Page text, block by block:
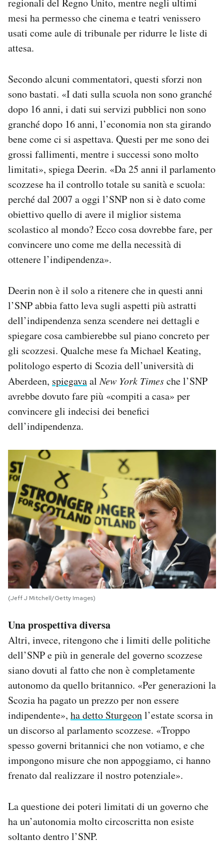
regionali del Regno Unito, mentre negli ultimi
mesi ha permesso che cinema e teatri venissero
usati come aule di tribunale per ridurre le liste di
attesa.
Secondo alcuni commentatori, questi sforzi non
sono bastati. «I dati sulla scuola non sono granché
dopo 16 anni, i dati sui servizi pubblici non sono
granché dopo 16 anni, l’economia non sta girando
bene come ci si aspettava. Questi per me sono dei
grossi fallimenti, mentre i successi sono molto
limitati», spiega Deerin. «Da 25 anni il parlamento
scozzese ha il controllo totale su sanità e scuola:
perché dal 2007 a oggi l’SNP non si è dato come
obiettivo quello di avere il miglior sistema
scolastico al mondo? Ecco cosa dovrebbe fare, per
convincere uno come me della necessità di
ottenere l’indipendenza».
Deerin non è il solo a ritenere che in questi anni
l’SNP abbia fatto leva sugli aspetti più astratti
dell’indipendenza senza scendere nei dettagli e
spiegare cosa cambierebbe sul piano concreto per
gli scozzesi. Qualche mese fa Michael Keating,
politologo esperto di Scozia dell’università di
Aberdeen, spiegavaalNew York Timesche l’SNP
avrebbe dovuto fare più «compiti a casa» per
convincere gli indecisi dei benefici
dell’indipendenza.
(Jeff J Mitchell/Getty Images)
Una prospettiva diversa
Altri, invece, ritengono che i limiti delle politiche
dell’SNP e più in generale del governo scozzese
siano dovuti al fatto che non è completamente
autonomo da quello britannico. «Per generazioni la
Scozia ha pagato un prezzo per non essere
indipendente», ha detto Sturgeonl’estate scorsa in
un discorso al parlamento scozzese. «Troppo
spesso governi britannici che non votiamo, e che
impongono misure che non appoggiamo, ci hanno
frenato dal realizzare il nostro potenziale».
La questione dei poteri limitati di un governo che
ha un’autonomia molto circoscritta non esiste
soltanto dentro l’SNP.